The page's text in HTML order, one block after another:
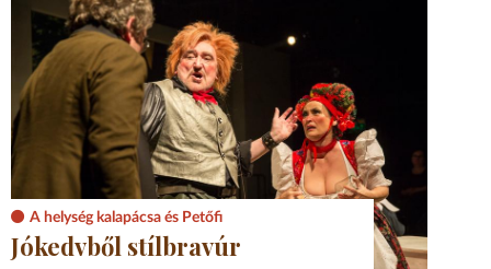
A helység kalapácsa és Petőfi
Jókedvből stílbravúr